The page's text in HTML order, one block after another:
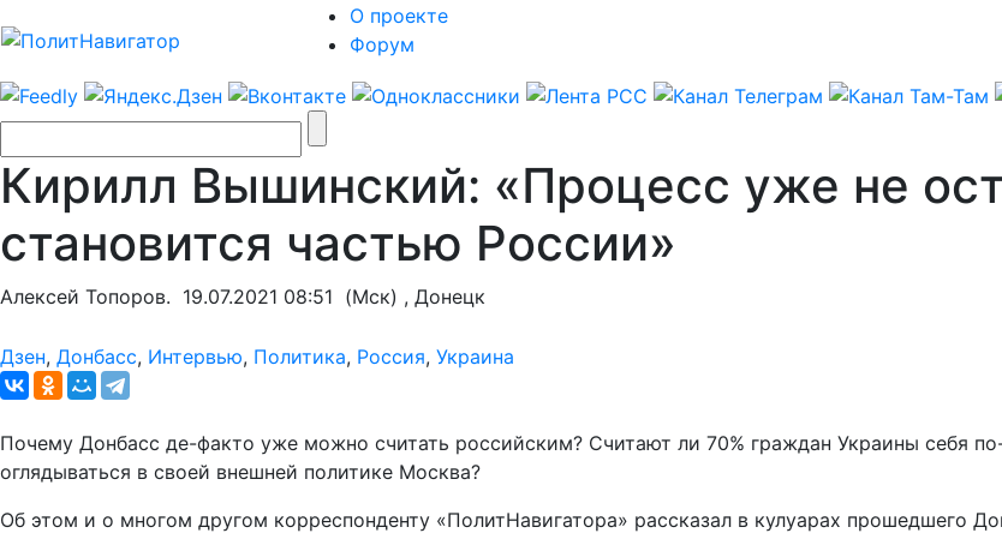
О проекте
Форум
Кирилл Вышинский: «Процесс уже не
становится частью России»
Алексей Топоров. 19.07.2021 08:51 (Мск) , Донецк
Дзен, Донбасс, Интервью, Политика, Россия, Украина
Почему Донбасс де-факто уже можно считать российским? Считают ли 70% граждан Украины себя
оглядываться в своей внешней политике Москва?
Об этом и о многом другом корреспонденту «ПолитНавигатора» рассказал в кулуарах прошедшего